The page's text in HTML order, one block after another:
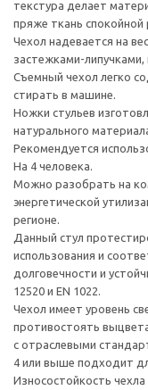
текстура делает
пряже ткань спокойной
Чехол надевается на
застежками-липучками,
Съемный чехол легко
стирать в машине.
Ножки стульев
натурального
Рекомендуется
На 4 человека.
Можно разобрать на
энергетической
регионе.
Данный стул
использования и
долговечности и
12520 и EN 1022.
Чехол имеет уровень
противостоять
с отраслевыми
4 или выше подходит
Износостойкость